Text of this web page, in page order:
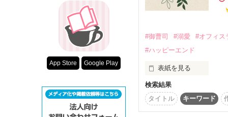
超短編！フェチ
『ジョイントイ』営
2025.2.2　完結
#御曹司 #溺愛
#オフィス
#ハッピーエンド
表紙を見る
「1話からの長編大賞
『TOKITOグループ』
検索結果
タイトル
キーワード
App Store Google Play